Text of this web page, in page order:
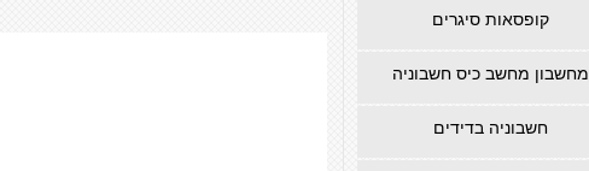
קופסאות סיגרים
מחשבון מחשב כיס חשבוניה
חשבוניה בדידים